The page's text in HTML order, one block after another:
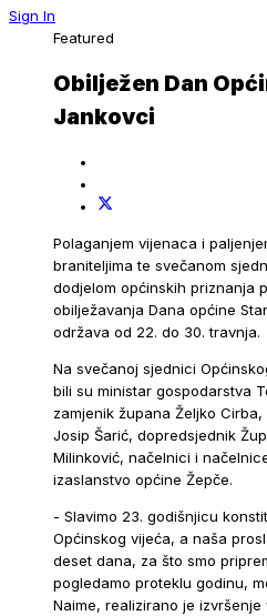
Sign In
Featured
Obilježen Dan
Jankovci
Polaganjem vijenaca i
braniteljima te svečanom
dodjelom općinskih priznanja
obilježavanja Dana općine
održava od 22. do 30. travnja.
Na svečanoj sjednici
bili su ministar gospodarstva
zamjenik župana Željko
Josip Šarić, dopredsjednik
Milinković, načelnici i
izaslanstvo općine Žepče.
- Slavimo 23. godišnjicu
Općinskog vijeća, a naša
deset dana, za što smo
pogledamo proteklu godinu,
Naime, realizirano je izvršenje